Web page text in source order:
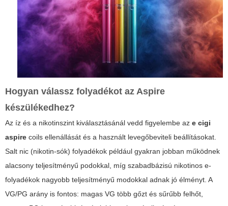
Hogyan válassz folyadékot az Aspire
készülékedhez?
Az íz és a nikotinszint kiválasztásánál vedd figyelembe az e cigi
aspire coils ellenállását és a használt levegőbeviteli beállításokat.
Salt nic (nikotin-sók) folyadékok például gyakran jobban működnek
alacsony teljesítményű podokkal, míg szabadbázisú nikotinos e-
folyadékok nagyobb teljesítményű modokkal adnak jó élményt. A
VG/PG arány is fontos: magas VG több gőzt és sűrűbb felhőt,